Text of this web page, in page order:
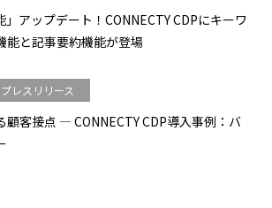
」アップデート！CONNECTY CDPにキーワ
能と記事要約機能が登場
プレスリリース
顧客接点 ― CONNECTY CDP導入事例：バ